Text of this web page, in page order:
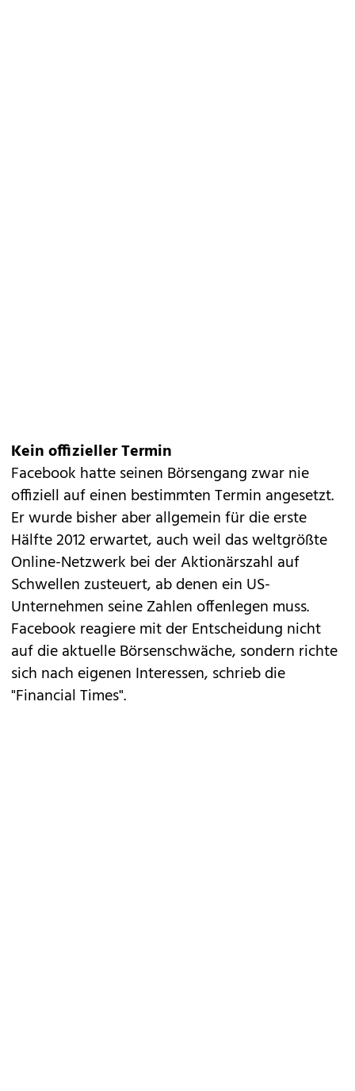
Kein offizieller Termin
Facebook hatte seinen Börsengang zwar nie
offiziell auf einen bestimmten Termin angesetzt.
Er wurde bisher aber allgemein für die erste
Hälfte 2012 erwartet, auch weil das weltgrößte
Online-Netzwerk bei der Aktionärszahl auf
Schwellen zusteuert, ab denen ein US-
Unternehmen seine Zahlen offenlegen muss.
Facebook reagiere mit der Entscheidung nicht
auf die aktuelle Börsenschwäche, sondern richte
sich nach eigenen Interessen, schrieb die
"Financial Times".